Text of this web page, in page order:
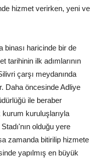
hizmet verirken, yeni ve
binası haricinde bir de
tarihinin ilk adımlarının
çarşı meydanında
Daha öncesinde Adliye
ile beraber
kurum kuruluşlarıyla
olduğu yere
zamanda bitirilip hizmete
yapılmış en büyük